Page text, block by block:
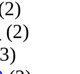
(2)